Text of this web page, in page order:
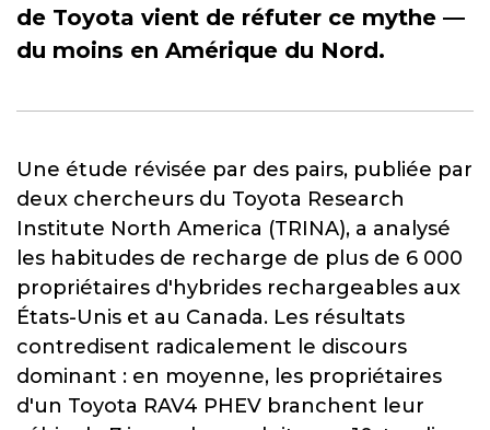
de Toyota vient de réfuter ce mythe —
du moins en Amérique du Nord.
Une étude révisée par des pairs, publiée par
deux chercheurs du Toyota Research
Institute North America (TRINA), a analysé
les habitudes de recharge de plus de 6 000
propriétaires d'hybrides rechargeables aux
États-Unis et au Canada. Les résultats
contredisent radicalement le discours
dominant : en moyenne, les propriétaires
d'un Toyota RAV4 PHEV branchent leur